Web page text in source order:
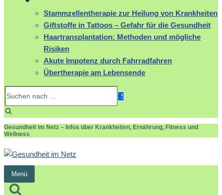
Stammzellentherapie zur Heilung von Krankheiten
Giftstoffe in Tattoos – Gefahr für die Gesundheit
Haartransplantation: Methoden und mögliche
Risiken
Akute Impotenz durch Fahrradfahren
Übertherapie am Lebensende
Gesundheit im Netz – Infos über Krankheiten, Ernährung, Fitness und
Wellness
Menü
Navigation
umschalten